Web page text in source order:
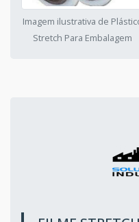
Imagem ilustrativa de
Stretch Para Embalagem